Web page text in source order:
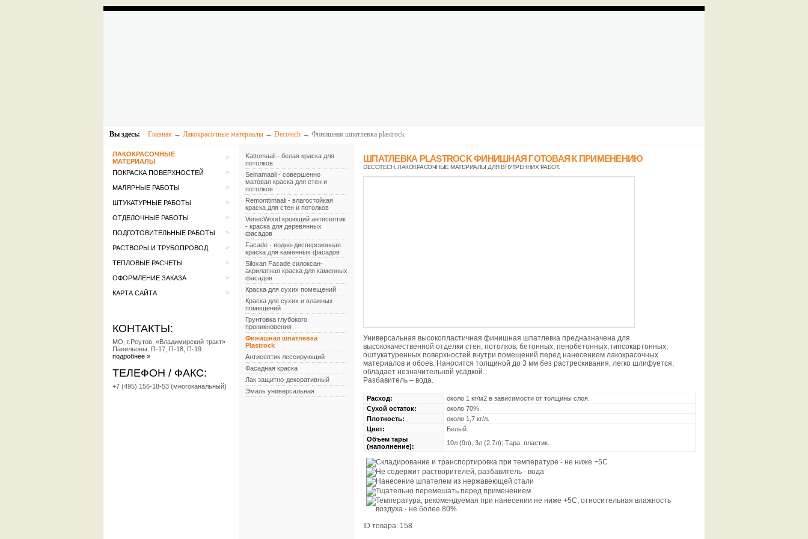
Вы здесь: Главная → Лакокрасочные материалы → Decotech → Финишная шпатлевка plastrock
ЛАКОКРАСОЧНЫЕ
МАТЕРИАЛЫ
>
ПОКРАСКА ПОВЕРХНОСТЕЙ >
МАЛЯРНЫЕ РАБОТЫ >
ШТУКАТУРНЫЕ РАБОТЫ >
ОТДЕЛОЧНЫЕ РАБОТЫ >
ПОДГОТОВИТЕЛЬНЫЕ РАБОТЫ >
РАСТВОРЫ И ТРУБОПРОВОД >
ТЕПЛОВЫЕ РАСЧЕТЫ >
ОФОРМЛЕНИЕ ЗАКАЗА >
КАРТА САЙТА >
КОНТАКТЫ:
МО, г.Реутов, «Владимирский тракт»
Павильоны: П-17, П-18, П-19.
подробнее »
ТЕЛЕФОН / ФАКС:
+7 (495) 156-18-53 (многоканальный)
Kattomaali - белая краска для
потолков
Seinamaali - совершенно
матовая краска для стен и
потолков
Remonttimaali - влагостойкая
краска для стен и потолков
VenecWood кроющий антисептик
- краска для деревянных
фасадов
Facade - водно-дисперсионная
краска для каменных фасадов
Siloxan Facade силоксан-
акрилатная краска для каменных
фасадов
Краска для сухих помещений
Краска для сухих и влажных
помещений
Грунтовка глубокого
проникновения
Финишная шпатлевка
Plastrock
Антисептик лессирующий
Фасадная краска
Лак защитно-декоративный
Эмаль универсальная
ШПАТЛЕВКА PLASTROCK ФИНИШНАЯ ГОТОВАЯ К ПРИМЕНЕНИЮ
DECOTECH. ЛАКОКРАСОЧНЫЕ МАТЕРИАЛЫ ДЛЯ ВНУТРЕННИХ РАБОТ.
Универсальная высокопластичная финишная шпатлевка предназначена для
высококачественной отделки стен, потолков, бетонных, пенобетонных, гипсокартонных,
оштукатуренных поверхностей внутри помещений перед нанесением лакокрасочных
материалов и обоев. Наносится толщиной до 3 мм без растрескивания, легко шлифуется,
обладает незначительной усадкой.
Разбавитель – вода.
Расход:
около 1 кг/м2 в зависимости от толщины слоя.
Сухой остаток:
около 70%.
Плотность:
около 1,7 кг/л.
Цвет:
Белый.
Объем тары
(наполнение):
10л (9л), 3л (2,7л); Тара: пластик.
ID товара: 158